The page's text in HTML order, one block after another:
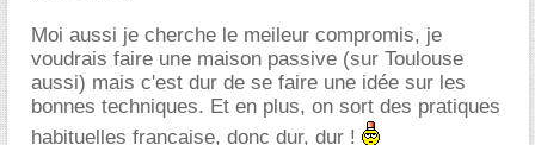
Moi aussi je cherche le meileur compromis, je
voudrais faire une maison passive (sur Toulouse
aussi) mais c'est dur de se faire une idée sur les
bonnes techniques. Et en plus, on sort des pratiques
habituelles francaise, donc dur, dur !